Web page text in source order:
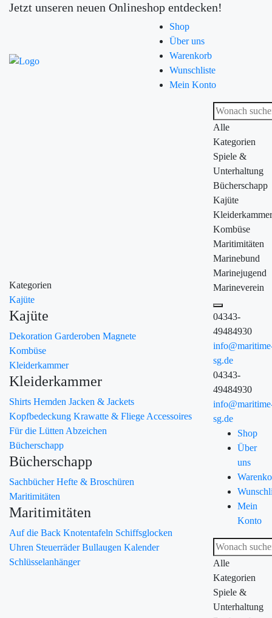
Jetzt unseren neuen Onlineshop entdecken!
Shop
Über uns
Warenkorb
Wunschliste
Mein Konto
Kategorien
Kajüte
Kajüte
Dekoration Garderoben Magnete
Kombüse
Kleiderkammer
Kleiderkammer
Shirts Hemden Jacken & Jackets
Kopfbedeckung Krawatte & Fliege Accessoires
Für die Lütten Abzeichen
Bücherschapp
Bücherschapp
SachbücherHefte & Broschüren
Maritimitäten
Maritimitäten
Auf die Back Knotentafeln Schiffsglocken
Uhren SteuerräderBullaugen Kalender
Schlüsselanhänger
Alle
Kategorien
Spiele &
Unterhaltung
Bücherschapp
Kajüte
Kleiderkammer
Kombüse
Maritimitäten
Marinebund
Marinejugend
Marineverein
04343-
49484930
sg.de
04343-
49484930
sg.de
Shop
Über
uns
Mein
Konto
Alle
Kategorien
Spiele &
Unterhaltung